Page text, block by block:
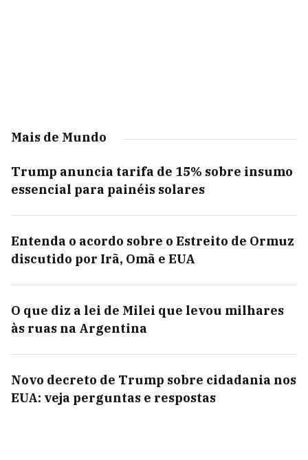
Mais de Mundo
Trump anuncia tarifa de 15% sobre insumo
essencial para painéis solares
Entenda o acordo sobre o Estreito de Ormuz
discutido por Irã, Omã e EUA
O que diz a lei de Milei que levou milhares
às ruas na Argentina
Novo decreto de Trump sobre cidadania nos
EUA: veja perguntas e respostas